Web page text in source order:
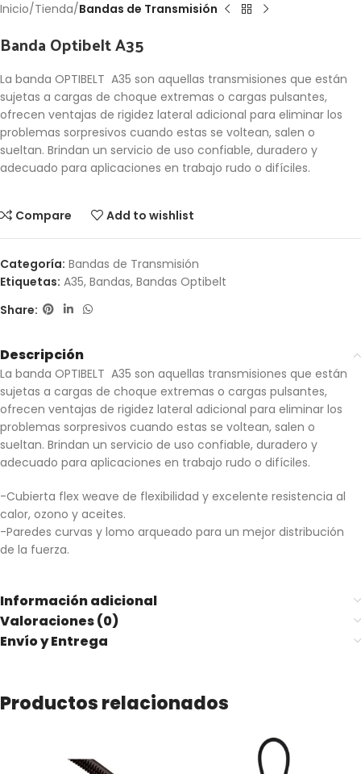
Inicio Tienda Bandas de Transmisión
Banda Optibelt A35
La banda OPTIBELT A35 son aquellas transmisiones que están
sujetas a cargas de choque extremas o cargas pulsantes,
ofrecen ventajas de rigidez lateral adicional para eliminar los
problemas sorpresivos cuando estas se voltean, salen o
sueltan. Brindan un servicio de uso confiable, duradero y
adecuado para aplicaciones en trabajo rudo o difíciles.
Compare Add to wishlist
Categoría: Bandas de Transmisión
Etiquetas: A35, Bandas, Bandas Optibelt
Share:
Descripción
La banda OPTIBELT A35 son aquellas transmisiones que están
sujetas a cargas de choque extremas o cargas pulsantes,
ofrecen ventajas de rigidez lateral adicional para eliminar los
problemas sorpresivos cuando estas se voltean, salen o
sueltan. Brindan un servicio de uso confiable, duradero y
adecuado para aplicaciones en trabajo rudo o difíciles.
-Cubierta flex weave de flexibilidad y excelente resistencia al
calor, ozono y aceites.
-Paredes curvas y lomo arqueado para un mejor distribución
de la fuerza.
Información adicional
Valoraciones (0)
Envío y Entrega
Productos relacionados